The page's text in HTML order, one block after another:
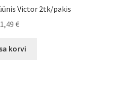
Victor 2tk/pakis
1,49 €
korvi